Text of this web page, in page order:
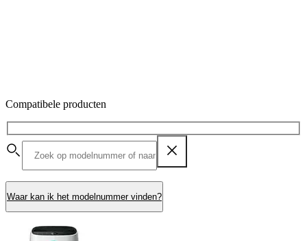
Compatibele producten
Waar kan ik het modelnummer vinden?